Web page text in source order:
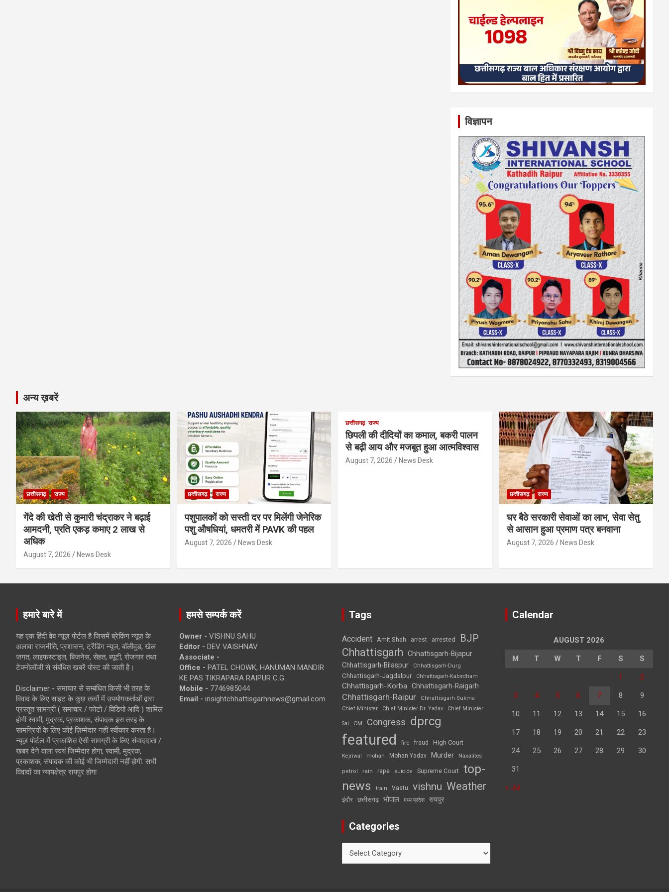
विज्ञापन
अन्य ख़बरें
छत्तीसगढ़ राज्य
गेंदे की खेती से कुमारी चंद्राकर ने बढ़ाई
आमदनी, प्रति एकड़ कमाए 2 लाख से
अधिक
August 7, 2026 News Desk
छत्तीसगढ़ राज्य
पशुपालकों को सस्ती दर पर मिलेंगी जेनेरिक
पशु औषधियां, धमतरी में PAVK की पहल
August 7, 2026 News Desk
छत्तीसगढ़ राज्य
छिपली की दीदियों का कमाल, बकरी पालन
से बढ़ी आय और मजबूत हुआ आत्मविश्वास
August 7, 2026 News Desk
छत्तीसगढ़ राज्य
घर बैठे सरकारी सेवाओं का लाभ, सेवा सेतु
से आसान हुआ प्रमाण पत्र बनवाना
August 7, 2026 News Desk
हमारे बारे में
यह एक हिंदी वेब न्यूज़ पोर्टल है जिसमें ब्रेकिंग न्यूज़ के
अलावा राजनीति, प्रशासन, ट्रेंडिंग न्यूज, बॉलीवुड, खेल
जगत, लाइफस्टाइल, बिजनेस, सेहत, ब्यूटी, रोजगार तथा
टेक्नोलॉजी से संबंधित खबरें पोस्ट की जाती है।
Disclaimer - समाचार से सम्बंधित किसी भी तरह के
विवाद के लिए साइट के कुछ तत्वों में उपयोगकर्ताओं द्वारा
प्रस्तुत सामग्री ( समाचार / फोटो / विडियो आदि ) शामिल
होगी स्वामी, मुद्रक, प्रकाशक, संपादक इस तरह के
सामग्रियों के लिए कोई ज़िम्मेदार नहीं स्वीकार करता है।
न्यूज़ पोर्टल में प्रकाशित ऐसी सामग्री के लिए संवाददाता /
खबर देने वाला स्वयं जिम्मेदार होगा, स्वामी, मुद्रक,
प्रकाशक, संपादक की कोई भी जिम्मेदारी नहीं होगी. सभी
विवादों का न्यायक्षेत्र रायपुर होगा
हमसे सम्पर्क करें
Owner - VISHNU SAHU
Editor - DEV VAISHNAV
Associate -
Office - PATEL CHOWK, HANUMAN MANDIR
KE PAS TIKRAPARA RAIPUR C.G.
Mobile - 7746985044
Email - insightchhattisgarhnews@gmail.com
Tags
Accident Amit Shah arrest arrested BJP
Chhattisgarh
Chhattisgarh-Bijapur
Chhattisgarh-Bilaspur
Chhattisgarh-Durg
Chhattisgarh-Jagdalpur Chhattisgarh-Kabirdham
Chhattisgarh-Korba Chhattisgarh-Raigarh
Chhattisgarh-Raipur
Chhattisgarh-Sukma
Chief Minister
Chief Minister Dr. Yadav Chief Minister
Sai CM Congress dprcg
featured fire fraud High Court
Kejriwal mohan Mohan Yadav Murder Naxalites
petrol rain rape suicide Supreme Court top-
news
train Vastu vishnu Weather
इंदौर छत्तीसगढ़ भोपाल मध्य प्रदेश रायपुर
Categories
Calendar
AUGUST 2026
M T W T F S S
1 2
3 4 5 6 7 8 9
10 11 12 13 14 15 16
17 18 19 20 21 22 23
24 25 26 27 28 29 30
31
« Jul